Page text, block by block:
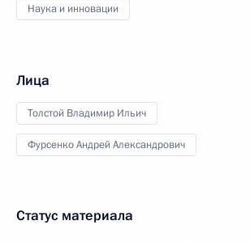
Наука и инновации
Лица
Толстой Владимир Ильич
Фурсенко Андрей Александрович
Статус материала